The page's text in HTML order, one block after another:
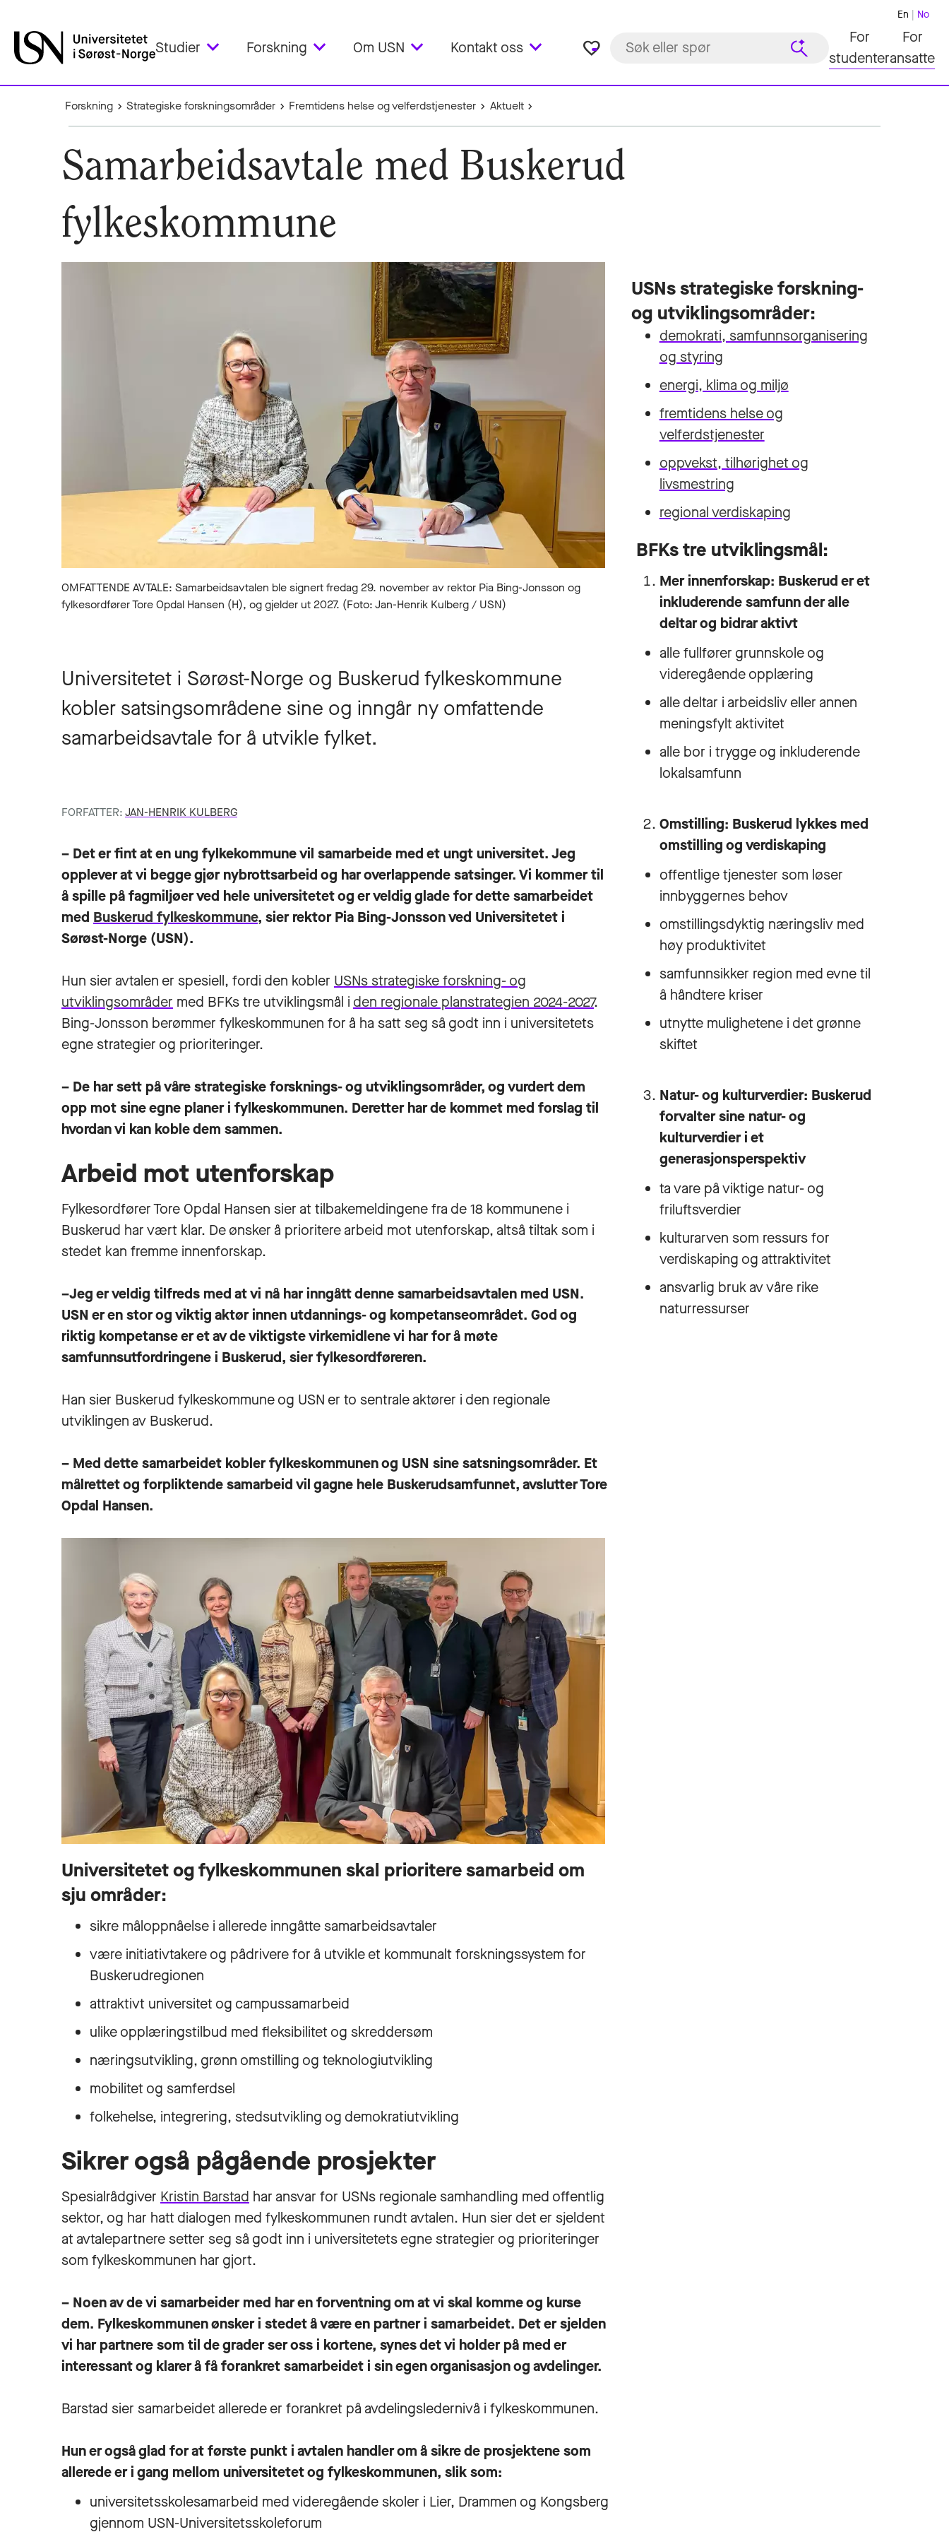
Studier Forskning Om USN Kontakt oss favorite_border
En No
For
studenter
For
ansatte
Forskning Strategiske forskningsområder Fremtidens helse og velferdstjenester Aktuelt
Samarbeidsavtale med Buskerud
fylkeskommune
OMFATTENDE AVTALE: Samarbeidsavtalen ble signert fredag 29. november av rektor Pia Bing-Jonsson og
fylkesordfører Tore Opdal Hansen (H), og gjelder ut 2027. (Foto: Jan-Henrik Kulberg / USN)
Universitetet i Sørøst-Norge og Buskerud fylkeskommune
kobler satsingsområdene sine og inngår ny omfattende
samarbeidsavtale for å utvikle fylket.
FORFATTER:JAN-HENRIK KULBERG
– Det er fint at en ung fylkekommune vil samarbeide med et ungt universitet. Jeg
opplever at vi begge gjør nybrottsarbeid og har overlappende satsinger. Vi kommer til
å spille på fagmiljøer ved hele universitetet og er veldig glade for dette samarbeidet
med Buskerud fylkeskommune, sier rektor Pia Bing-Jonsson ved Universitetet i
Sørøst-Norge (USN).
Hun sier avtalen er spesiell, fordi den kobler USNs strategiske forskning- og
utviklingsområder med BFKs tre utviklingsmål i den regionale planstrategien 2024-2027.
Bing-Jonsson berømmer fylkeskommunen for å ha satt seg så godt inn i universitetets
egne strategier og prioriteringer.
– De har sett på våre strategiske forsknings- og utviklingsområder, og vurdert dem
opp mot sine egne planer i fylkeskommunen. Deretter har de kommet med forslag til
hvordan vi kan koble dem sammen.
Arbeid mot utenforskap
Fylkesordfører Tore Opdal Hansen sier at tilbakemeldingene fra de 18 kommunene i
Buskerud har vært klar. De ønsker å prioritere arbeid mot utenforskap, altså tiltak som i
stedet kan fremme innenforskap.
–Jeg er veldig tilfreds med at vi nå har inngått denne samarbeidsavtalen med USN.
USN er en stor og viktig aktør innen utdannings- og kompetanseområdet. God og
riktig kompetanse er et av de viktigste virkemidlene vi har for å møte
samfunnsutfordringene i Buskerud, sier fylkesordføreren.
Han sier Buskerud fylkeskommune og USN er to sentrale aktører i den regionale
utviklingen av Buskerud.
– Med dette samarbeidet kobler fylkeskommunen og USN sine satsningsområder. Et
målrettet og forpliktende samarbeid vil gagne hele Buskerudsamfunnet, avslutter Tore
Opdal Hansen.
Universitetet og fylkeskommunen skal prioritere samarbeid om
sju områder:
sikre måloppnåelse i allerede inngåtte samarbeidsavtaler
være initiativtakere og pådrivere for å utvikle et kommunalt forskningssystem for
Buskerudregionen
attraktivt universitet og campussamarbeid
ulike opplæringstilbud med fleksibilitet og skreddersøm
næringsutvikling, grønn omstilling og teknologiutvikling
mobilitet og samferdsel
folkehelse, integrering, stedsutvikling og demokratiutvikling
Sikrer også pågående prosjekter
Spesialrådgiver Kristin Barstad har ansvar for USNs regionale samhandling med offentlig
sektor, og har hatt dialogen med fylkeskommunen rundt avtalen. Hun sier det er sjeldent
at avtalepartnere setter seg så godt inn i universitetets egne strategier og prioriteringer
som fylkeskommunen har gjort.
– Noen av de vi samarbeider med har en forventning om at vi skal komme og kurse
dem. Fylkeskommunen ønsker i stedet å være en partner i samarbeidet. Det er sjelden
vi har partnere som til de grader ser oss i kortene, synes det vi holder på med er
interessant og klarer å få forankret samarbeidet i sin egen organisasjon og avdelinger.
Barstad sier samarbeidet allerede er forankret på avdelingsledernivå i fylkeskommunen.
Hun er også glad for at første punkt i avtalen handler om å sikre de prosjektene som
allerede er i gang mellom universitetet og fylkeskommunen, slik som:
universitetsskolesamarbeid med videregående skoler i Lier, Drammen og Kongsberg
gjennom USN-Universitetsskoleforum
USNs strategiske forskning-
og utviklingsområder:
demokrati, samfunnsorganisering
og styring
energi, klima og miljø
fremtidens helse og
velferdstjenester
oppvekst, tilhørighet og
livsmestring
regional verdiskaping
BFKs tre utviklingsmål:
Mer innenforskap: Buskerud er et
inkluderende samfunn der alle
deltar og bidrar aktivt
alle fullfører grunnskole og
videregående opplæring
alle deltar i arbeidsliv eller annen
meningsfylt aktivitet
alle bor i trygge og inkluderende
lokalsamfunn
Omstilling: Buskerud lykkes med
omstilling og verdiskaping
offentlige tjenester som løser
innbyggernes behov
omstillingsdyktig næringsliv med
høy produktivitet
samfunnsikker region med evne til
å håndtere kriser
utnytte mulighetene i det grønne
skiftet
Natur- og kulturverdier: Buskerud
forvalter sine natur- og
kulturverdier i et
generasjonsperspektiv
ta vare på viktige natur- og
friluftsverdier
kulturarven som ressurs for
verdiskaping og attraktivitet
ansvarlig bruk av våre rike
naturressurser